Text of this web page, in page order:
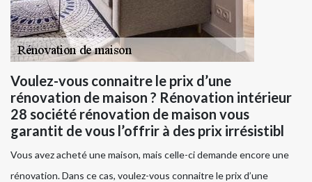
Voulez-vous connaitre le prix d’une
rénovation de maison ? Rénovation intérieur
28 société rénovation de maison vous
garantit de vous l’offrir à des prix irrésistibl
Vous avez acheté une maison, mais celle-ci demande encore une
rénovation. Dans ce cas, voulez-vous connaitre le prix d’une